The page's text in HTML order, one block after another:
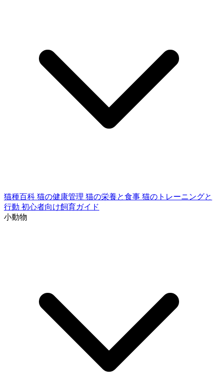
猫種百科 猫の健康管理 猫の栄養と食事 猫のトレーニングと
行動 初心者向け飼育ガイド
小動物